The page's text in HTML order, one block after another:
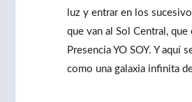
luz y entrar en los
que van al Sol Central, que
Presencia YO SOY. Y aquí
como una galaxia infinita